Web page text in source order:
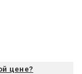
цене?